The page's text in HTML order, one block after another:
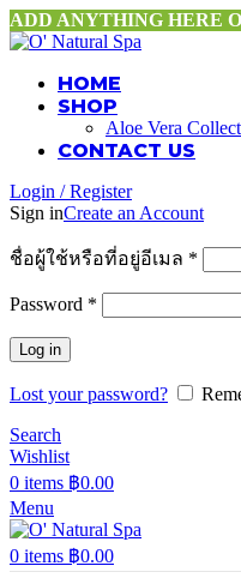
ADD ANYTHING HERE
HOME
SHOP
Aloe Vera
CONTACT US
Login / Register
Sign inCreate an Account
ชื่อผู้ใช้หรือที่อยู่อีเมล *
Password *
Log in
Lost your password?
Search
Wishlist
0 items ฿0.00
Menu
0 items ฿0.00